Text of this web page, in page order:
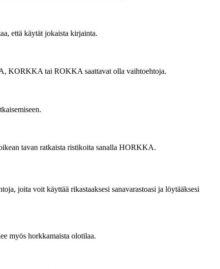
että käytät jokaista kirjainta.
KORKKA tai ROKKA saattavat olla vaihtoehtoja.
tavan ratkaista ristikoita sanalla HORKKA.
joita voit käyttää rikastaaksesi sanavarastoasi ja löytääksesi
myös horkkamaista olotilaa.